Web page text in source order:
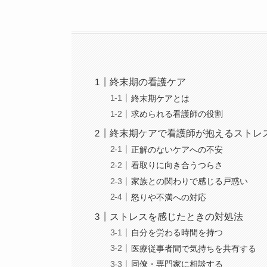
終末期の看護ケア
終末期ケアとは
求められる看護師の役割
終末期ケアで看護師が抱えるストレ
正解のないケアへの不安
看取りに向き合うつらさ
家族との関わりで感じる戸惑い
怒りや不満への対応
ストレスを感じたときの対処法
自分を労わる時間を持つ
医療従事者間で気持ちを共有する
同僚・専門家に相談する